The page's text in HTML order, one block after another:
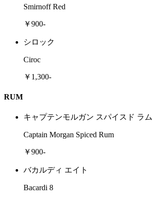
Smirnoff Red
￥900-
シロック
Ciroc
￥1,300-
RUM
キャプテンモルガン スパイスド ラム
Captain Morgan Spiced Rum
￥900-
バカルディ エイト
Bacardi 8